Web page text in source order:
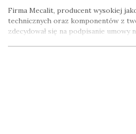
Firma Mecalit, producent wysokiej
technicznych oraz komponentów z
zdecydował się na podpisanie umowy